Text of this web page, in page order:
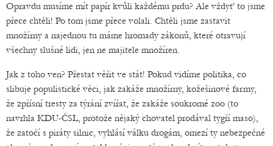
Opravdu musíme mít papír kvůli každému prdu? Ale vždyť to jsme
přece chtěli! Po tom jsme přece volali. Chtěli jsme zastavit
množírny a najednou tu máme hromady zákonů, které otravují
všechny slušné lidi, jen ne majitele množíren.
Jak z toho ven? Přestat věřit ve stát! Pokud vidíme politika, co
slibuje populistické věci, jak zakáže množírny, kožešinové farmy,
že zpřísní tresty za týrání zvířat, že zakáže soukromé zoo (to
navrhla KDU-ČSL, protože nějaký chovatel prodával tygří maso),
že zatočí s piráty silnic, vyhlásí válku drogám, omezí ty nebezpečné